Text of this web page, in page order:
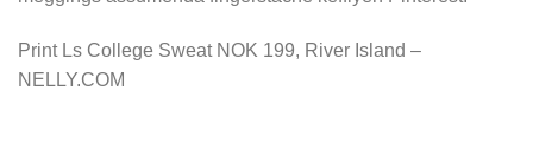
Print Ls College Sweat NOK 199, River Island –
NELLY.COM